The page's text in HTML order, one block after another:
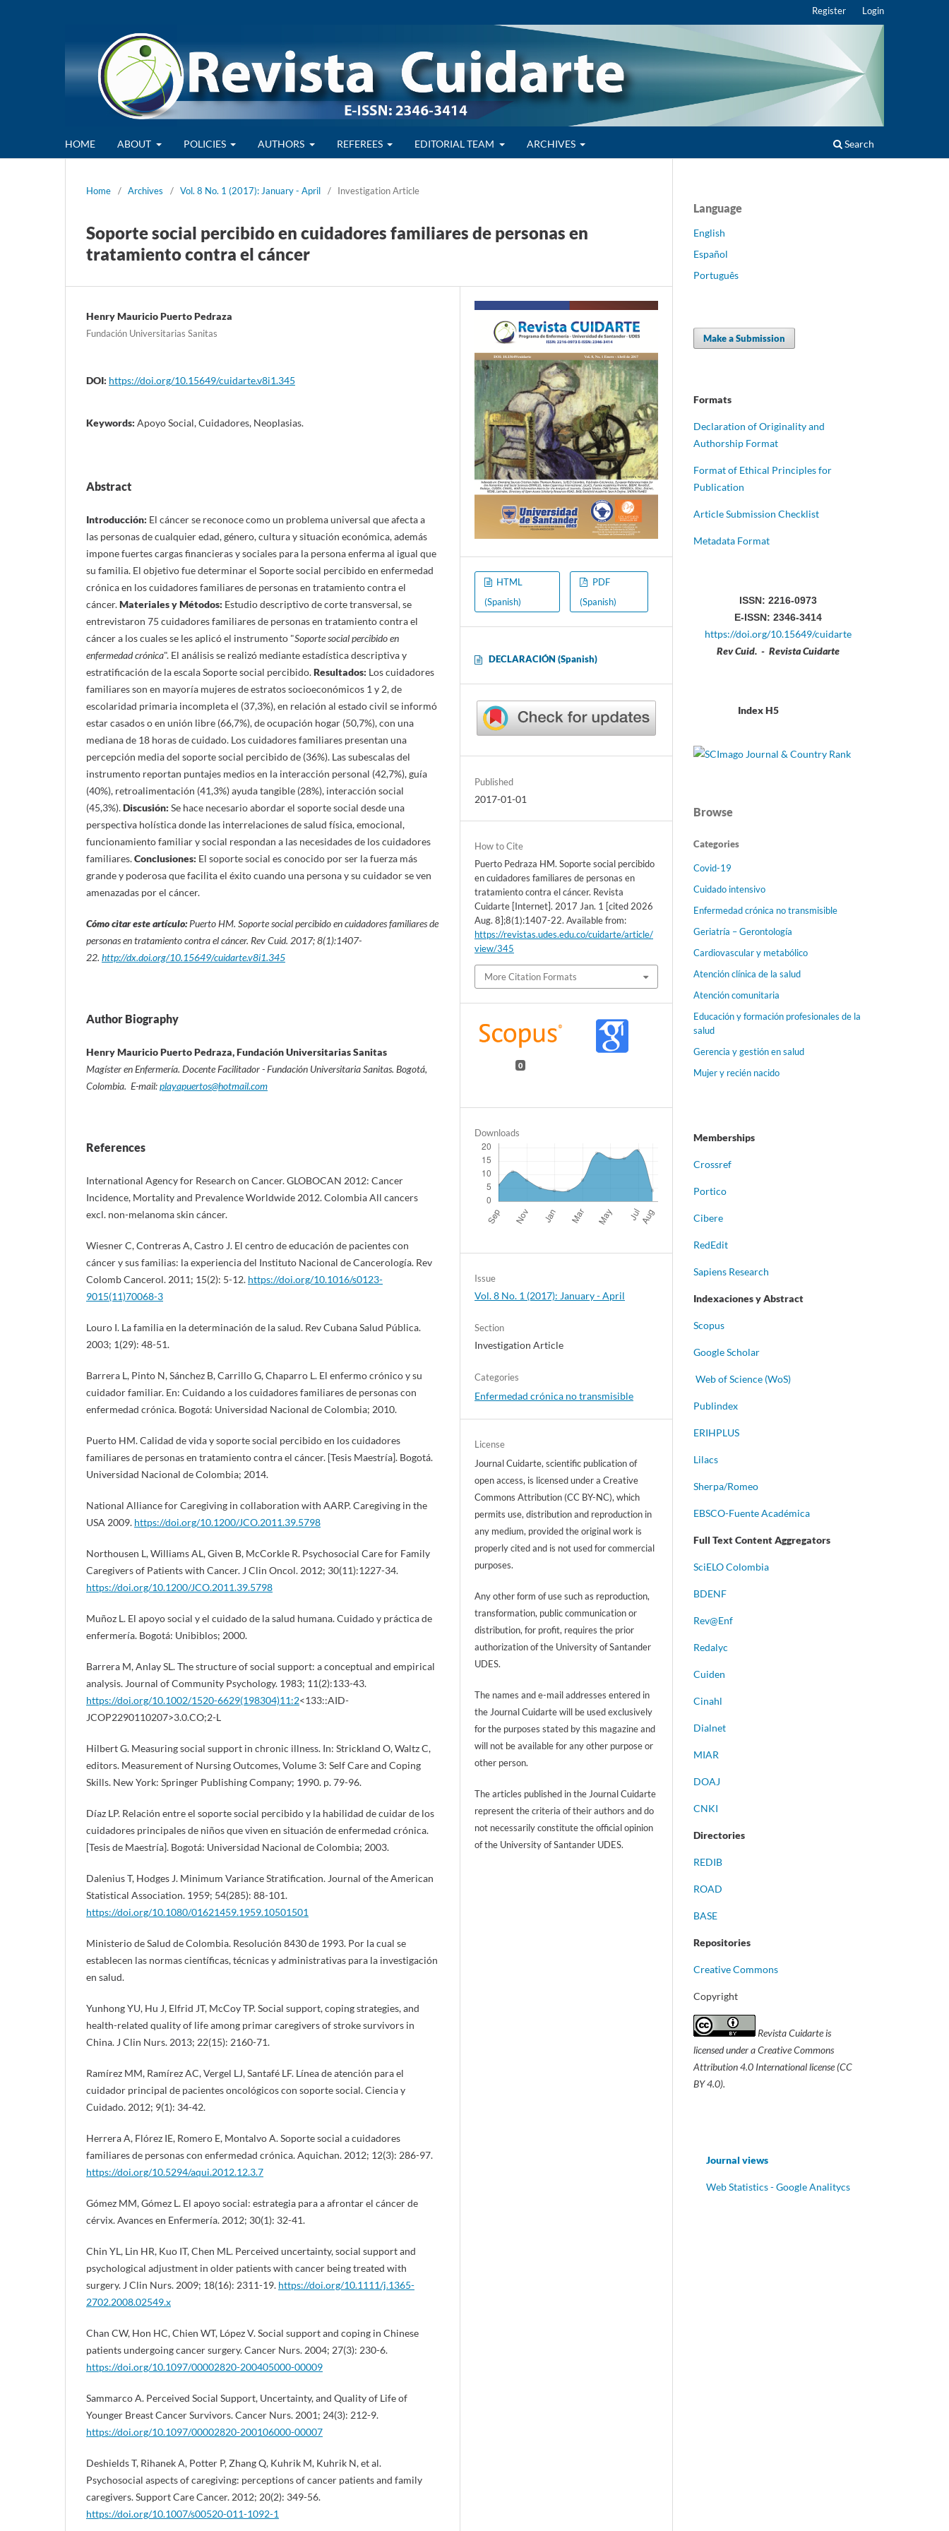
HOME ABOUT POLICIES AUTHORS REFEREES EDITORIAL TEAM ARCHIVES Search
Register Login
Home / Archives / Vol. 8 No. 1 (2017): January - April / Investigation Article
Soporte social percibido en cuidadores familiares de personas en
tratamiento contra el cáncer
Henry Mauricio Puerto Pedraza
Fundación Universitarias Sanitas
DOI: https://doi.org/10.15649/cuidarte.v8i1.345
Keywords: Apoyo Social, Cuidadores, Neoplasias.
Abstract
Introducción: El cáncer se reconoce como un problema universal que afecta a
las personas de cualquier edad, género, cultura y situación económica, además
impone fuertes cargas financieras y sociales para la persona enferma al igual que
su familia. El objetivo fue determinar el Soporte social percibido en enfermedad
crónica en los cuidadores familiares de personas en tratamiento contra el
cáncer.Materiales yMétodos: Estudio descriptivo de corte transversal, se
entrevistaron 75 cuidadores familiares de personas en tratamiento contra el
cáncer a los cuales se les aplicó el instrumento "Soporte social percibido en
enfermedad crónica". El análisis se realizó mediante estadística descriptiva y
estratificación de la escala Soporte social percibido.Resultados: Los cuidadores
familiares son en mayoría mujeres de estratos socioeconómicos 1 y 2, de
escolaridad primaria incompleta el (37,3%), en relación al estado civil se informó
estar casados o en unión libre (66,7%), de ocupación hogar (50,7%), con una
mediana de 18 horas de cuidado. Los cuidadores familiares presentan una
percepción media del soporte social percibido de (36%). Las subescalas del
instrumento reportan puntajes medios en la interacción personal (42,7%), guía
(40%), retroalimentación (41,3%) ayuda tangible (28%), interacción social
(45,3%).Discusión: Se hace necesario abordar el soporte social desde una
perspectiva holística donde las interrelaciones de salud física, emocional,
funcionamiento familiar y social respondan a las necesidades de los cuidadores
familiares.Conclusiones: El soporte social es conocido por ser la fuerza más
grande y poderosa que facilita el éxito cuando una persona y su cuidador se ven
amenazadas por el cáncer.
Cómo citar este artículo: Puerto HM. Soporte social percibido en cuidadores familiares de
personas en tratamiento contra el cáncer. Rev Cuid. 2017; 8(1):1407-
22. http://dx.doi.org/10.15649/cuidarte.v8i1.345
Author Biography
Henry Mauricio Puerto Pedraza, Fundación Universitarias Sanitas
Magíster en Enfermería. Docente Facilitador - Fundación Universitaria Sanitas. Bogotá,
Colombia. E-mail:playapuertos@hotmail.com
References
International Agency for Research on Cancer. GLOBOCAN 2012: Cancer
Incidence, Mortality and Prevalence Worldwide 2012. Colombia All cancers
excl. non-melanoma skin cáncer.
Wiesner C, Contreras A, Castro J. El centro de educación de pacientes con
cáncer y sus familias: la experiencia del Instituto Nacional de Cancerología. Rev
Colomb Cancerol. 2011; 15(2): 5-12. https://doi.org/10.1016/s0123-
9015(11)70068-3
Louro I. La familia en la determinación de la salud. Rev Cubana Salud Pública.
2003; 1(29): 48-51.
Barrera L, Pinto N, Sánchez B, Carrillo G, Chaparro L. El enfermo crónico y su
cuidador familiar. En: Cuidando a los cuidadores familiares de personas con
enfermedad crónica. Bogotá: Universidad Nacional de Colombia; 2010.
Puerto HM. Calidad de vida y soporte social percibido en los cuidadores
familiares de personas en tratamiento contra el cáncer. [Tesis Maestría]. Bogotá.
Universidad Nacional de Colombia; 2014.
National Alliance for Caregiving in collaboration with AARP. Caregiving in the
USA 2009. https://doi.org/10.1200/JCO.2011.39.5798
Northousen L, Williams AL, Given B, McCorkle R. Psychosocial Care for Family
Caregivers of Patients with Cancer. J Clin Oncol. 2012; 30(11):1227-34.
https://doi.org/10.1200/JCO.2011.39.5798
Muñoz L. El apoyo social y el cuidado de la salud humana. Cuidado y práctica de
enfermería. Bogotá: Unibiblos; 2000.
Barrera M, Anlay SL. The structure of social support: a conceptual and empirical
analysis. Journal of Community Psychology. 1983; 11(2):133-43.
https://doi.org/10.1002/1520-6629(198304)11:2<133::AID-
JCOP2290110207>3.0.CO;2-L
Hilbert G. Measuring social support in chronic illness. In: Strickland O, Waltz C,
editors. Measurement of Nursing Outcomes, Volume 3: Self Care and Coping
Skills. New York: Springer Publishing Company; 1990. p. 79-96.
Díaz LP. Relación entre el soporte social percibido y la habilidad de cuidar de los
cuidadores principales de niños que viven en situación de enfermedad crónica.
[Tesis de Maestría]. Bogotá: Universidad Nacional de Colombia; 2003.
Dalenius T, Hodges J. Minimum Variance Stratification. Journal of the American
Statistical Association. 1959; 54(285): 88-101.
https://doi.org/10.1080/01621459.1959.10501501
Ministerio de Salud de Colombia. Resolución 8430 de 1993. Por la cual se
establecen las normas científicas, técnicas y administrativas para la investigación
en salud.
Yunhong YU, Hu J, Elfrid JT, McCoy TP. Social support, coping strategies, and
health-related quality of life among primar caregivers of stroke survivors in
China. J Clin Nurs. 2013; 22(15): 2160-71.
Ramírez MM, Ramírez AC, Vergel LJ, Santafé LF. Línea de atención para el
cuidador principal de pacientes oncológicos con soporte social. Ciencia y
Cuidado. 2012; 9(1): 34-42.
Herrera A, Flórez IE, Romero E, Montalvo A. Soporte social a cuidadores
familiares de personas con enfermedad crónica. Aquichan. 2012; 12(3): 286-97.
https://doi.org/10.5294/aqui.2012.12.3.7
Gómez MM, Gómez L. El apoyo social: estrategia para a afrontar el cáncer de
cérvix. Avances en Enfermería. 2012; 30(1): 32-41.
Chin YL, Lin HR, Kuo IT, Chen ML. Perceived uncertainty, social support and
psychological adjustment in older patients with cancer being treated with
surgery. J Clin Nurs. 2009; 18(16): 2311-19. https://doi.org/10.1111/j.1365-
2702.2008.02549.x
Chan CW, Hon HC, Chien WT, López V. Social support and coping in Chinese
patients undergoing cancer surgery. Cancer Nurs. 2004; 27(3): 230-6.
https://doi.org/10.1097/00002820-200405000-00009
Sammarco A. Perceived Social Support, Uncertainty, and Quality of Life of
Younger Breast Cancer Survivors. Cancer Nurs. 2001; 24(3): 212-9.
https://doi.org/10.1097/00002820-200106000-00007
Deshields T, Rihanek A, Potter P, Zhang Q, Kuhrik M, Kuhrik N, et al.
Psychosocial aspects of caregiving: perceptions of cancer patients and family
caregivers. Support Care Cancer. 2012; 20(2): 349-56.
https://doi.org/10.1007/s00520-011-1092-1
HTML
(Spanish)
PDF
(Spanish)
DECLARACIÓN (Spanish)
Published
2017-01-01
How to Cite
Puerto Pedraza HM. Soporte social percibido
en cuidadores familiares de personas en
tratamiento contra el cáncer. Revista
Cuidarte [Internet]. 2017 Jan. 1 [cited 2026
Aug. 8];8(1):1407-22. Available from:
https://revistas.udes.edu.co/cuidarte/article/
view/345
More Citation Formats
0
Downloads
Issue
Vol. 8 No. 1 (2017): January - April
Section
Investigation Article
Categories
Enfermedad crónica no transmisible
License
Journal Cuidarte, scientific publication of
open access, is licensed under a Creative
Commons Attribution (CC BY-NC), which
permits use, distribution and reproduction in
any medium, provided the original work is
properly cited and is not used for commercial
purposes.
Any other form of use such as reproduction,
transformation, public communication or
distribution, for profit, requires the prior
authorization of the University of Santander
UDES.
The names and e-mail addresses entered in
the Journal Cuidarte will be used exclusively
for the purposes stated by this magazine and
will not be available for any other purpose or
other person.
The articles published in the Journal Cuidarte
represent the criteria of their authors and do
not necessarily constitute the official opinion
of the University of Santander UDES.
Language
English
Español
Português
Make a Submission
Formats
Declaration of Originality and
Authorship Format
Format of Ethical Principles for
Publication
Article Submission Checklist
Metadata Format
ISSN: 2216-0973
E-ISSN: 2346-3414
https://doi.org/10.15649/cuidarte
Rev Cuid. - Revista Cuidarte
Index H5
Browse
Categories
Covid-19
Cuidado intensivo
Enfermedad crónica no transmisible
Geriatría – Gerontología
Cardiovascular y metabólico
Atención clínica de la salud
Atención comunitaria
Educación y formación profesionales de la
salud
Gerencia y gestión en salud
Mujer y recién nacido
Memberships
Crossref
Portico
Cibere
RedEdit
Sapiens Research
Indexaciones y Abstract
Scopus
Google Scholar
Web of Science (WoS)
Publindex
ERIHPLUS
Lilacs
Sherpa/Romeo
EBSCO-Fuente Académica
Full Text Content Aggregators
SciELO Colombia
BDENF
Rev@Enf
Redalyc
Cuiden
Cinahl
Dialnet
MIAR
DOAJ
CNKI
Directories
REDIB
ROAD
BASE
Repositories
Creative Commons
Copyright
Revista Cuidarteis
licensed under a Creative Commons
Attribution 4.0 International license (CC
BY 4.0).
Journal views
Web Statistics - Google Analitycs